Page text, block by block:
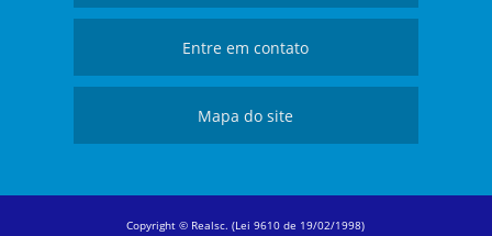
Entre em contato
Mapa do site
Copyright © Realsc. (Lei 9610 de 19/02/1998)